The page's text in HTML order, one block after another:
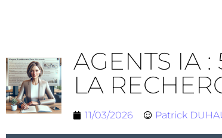
AGENTS IA
LA
11/03/2026 Patrick